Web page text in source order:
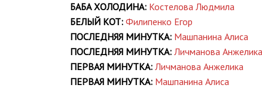
БАБА ХОЛОДИНА: Костелова Людмила
БЕЛЫЙ КОТ: Филипенко Егор
ПОСЛЕДНЯЯ МИНУТКА: Машпанина Алиса
ПОСЛЕДНЯЯ МИНУТКА: Личманова Анжелика
ПЕРВАЯ МИНУТКА: Личманова Анжелика
ПЕРВАЯ МИНУТКА: Машпанина Алиса